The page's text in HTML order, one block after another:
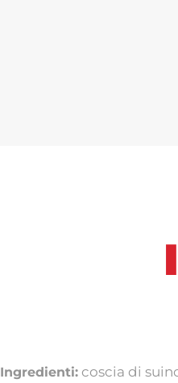
Ingredienti: coscia di